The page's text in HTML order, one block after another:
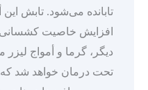
تابانده می‌شود. تابش
افزایش خاصیت
دیگر، گرما و أمواج لیزر
تحت درمان خواهد شد که